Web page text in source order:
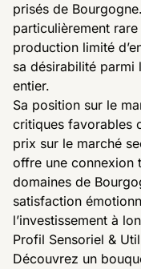
prisés de
particulièrement
production limité
sa désirabilité parmi
entier.
Sa position sur le
critiques favorables
prix sur le marché
offre une connexion
domaines de
satisfaction
l’investissement à
Profil Sensoriel &
Découvrez un